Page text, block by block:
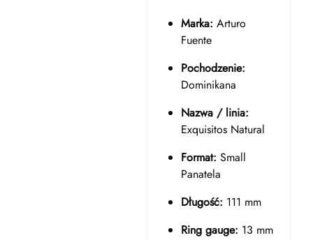
Marka: Arturo
Fuente
Pochodzenie:
Dominikana
Nazwa / linia:
Exquisitos Natural
Format: Small
Panatela
Długość: 111 mm
Ring gauge: 13 mm